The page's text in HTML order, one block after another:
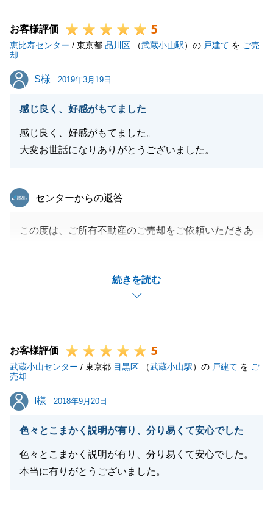
気軽にお申し付けくださいませ。
今後とも、よろしくお願い申し上げます。
お客様評価 5
恵比寿センター / 東京都 品川区 （武蔵小山駅）の 戸建て を ご売
却
S様
S様 2019年3月19日
感じ良く、好感がもてました
感じ良く、好感がもてました。
大変お世話になりありがとうございました。
続きを読む
東急リバブル
センターからの返答
この度は、ご所有不動産のご売却をご依頼いただきあ
ご売却のお話が具体的になってからは、スムーズで安
全なお取引になるよう努めて参りましたが、いかがで
不動産についてお困りのことがありましたら、またい
つでもお問い合わせください。
今後とも、よろしくお願い申し上げます。
閉じる
お客様評価 5
武蔵小山センター / 東京都 目黒区 （武蔵小山駅）の 戸建て を ご
売却
I様
I様 2018年9月20日
色々とこまかく説明が有り、分り易くて安心でした
色々とこまかく説明が有り、分り易くて安心でした。
本当に有りがとうございました。